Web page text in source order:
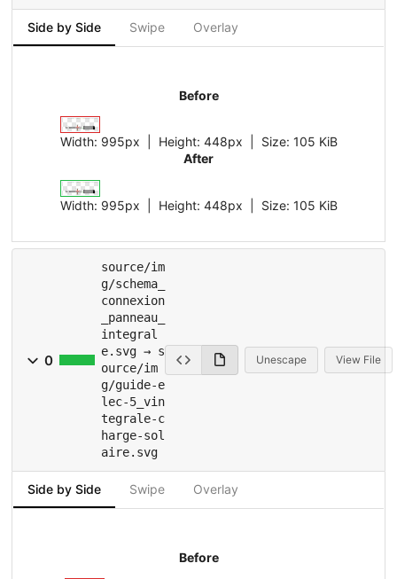
Side by Side Swipe Overlay
Before
Width: 995px | Height: 448px Size: 105 KiB
After
Width: 995px | Height: 448px Size: 105 KiB
0
source/im
g/schema_
connexion
_panneau_
integral
e.svg → s
ource/im
g/guide-e
lec-5_vin
tegrale-c
harge-sol
aire.svg
Unescape View File
Side by Side Swipe Overlay
Before